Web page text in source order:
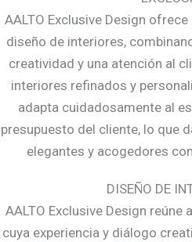
AALTO Exclusive Design
diseño de interiores,
creatividad y una atención al
interiores refinados y
adapta cuidadosamente al
presupuesto del cliente, lo que
elegantes y acogedores
DISEÑO DE
AALTO Exclusive Design
cuya experiencia y diálogo